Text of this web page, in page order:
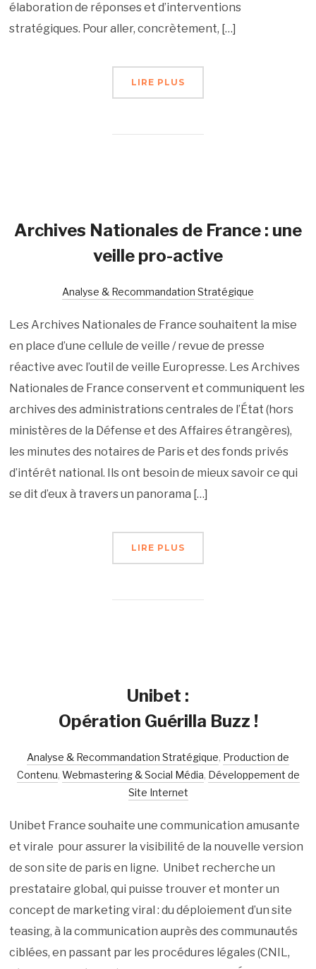
élaboration de réponses et d’interventions
stratégiques. Pour aller, concrètement, […]
LIRE PLUS
Archives Nationales de France : une
veille pro-active
Analyse & Recommandation Stratégique
Les Archives Nationales de France souhaitent la mise
en place d’une cellule de veille / revue de presse
réactive avec l’outil de veille Europresse. Les Archives
Nationales de France conservent et communiquent les
archives des administrations centrales de l’État (hors
ministères de la Défense et des Affaires étrangères),
les minutes des notaires de Paris et des fonds privés
d’intérêt national. Ils ont besoin de mieux savoir ce qui
se dit d’eux à travers un panorama […]
LIRE PLUS
Unibet :
Opération Guérilla Buzz !
Analyse & Recommandation Stratégique, Production de
Contenu, Webmastering & Social Média, Développement de
Site Internet
Unibet France souhaite une communication amusante
et virale pour assurer la visibilité de la nouvelle version
de son site de paris en ligne. Unibet recherche un
prestataire global, qui puisse trouver et monter un
concept de marketing viral : du déploiement d’un site
teasing, à la communication auprès des communautés
ciblées, en passant par les procédures légales (CNIL,